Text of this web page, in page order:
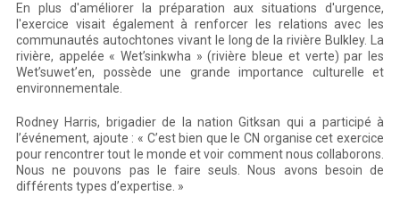
En plus d'améliorer la préparation aux situations d'urgence,
l'exercice visait également à renforcer les relations avec les
communautés autochtones vivant le long de la rivière Bulkley. La
rivière, appelée « Wet’sinkwha » (rivière bleue et verte) par les
Wet’suwet’en, possède une grande importance culturelle et
environnementale.
Rodney Harris, brigadier de la nation Gitksan qui a participé à
l’événement, ajoute : « C’est bien que le CN organise cet exercice
pour rencontrer tout le monde et voir comment nous collaborons.
Nous ne pouvons pas le faire seuls. Nous avons besoin de
différents types d’expertise. »